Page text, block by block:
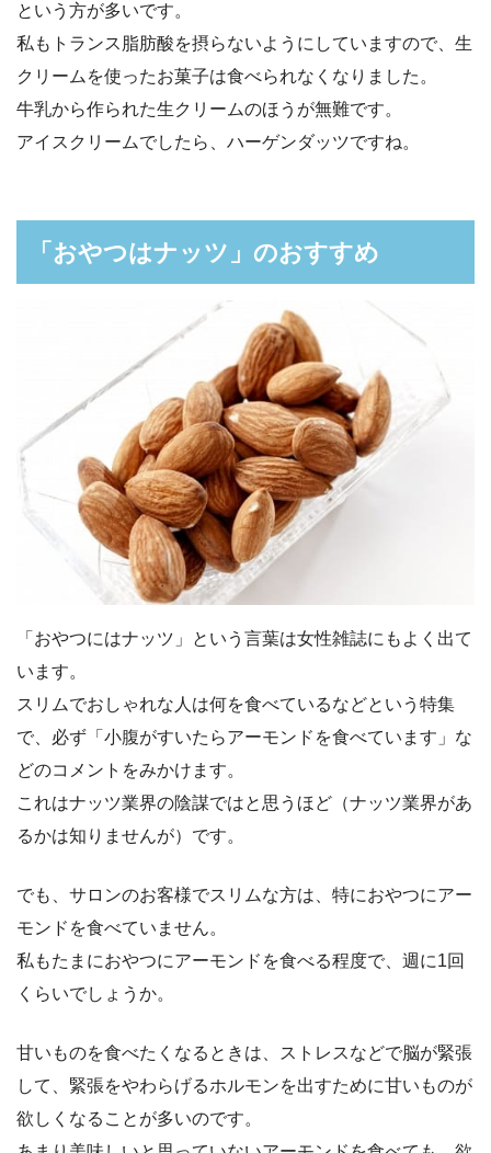
という方が多いです。
私もトランス脂肪酸を摂らないようにしていますので、生
クリームを使ったお菓子は食べられなくなりました。
牛乳から作られた生クリームのほうが無難です。
アイスクリームでしたら、ハーゲンダッツですね。
「おやつはナッツ」のおすすめ
「おやつにはナッツ」という言葉は女性雑誌にもよく出て
います。
スリムでおしゃれな人は何を食べているなどという特集
で、必ず「小腹がすいたらアーモンドを食べています」な
どのコメントをみかけます。
これはナッツ業界の陰謀ではと思うほど（ナッツ業界があ
るかは知りませんが）です。
でも、サロンのお客様でスリムな方は、特におやつにアー
モンドを食べていません。
私もたまにおやつにアーモンドを食べる程度で、週に1回
くらいでしょうか。
甘いものを食べたくなるときは、ストレスなどで脳が緊張
して、緊張をやわらげるホルモンを出すために甘いものが
欲しくなることが多いのです。